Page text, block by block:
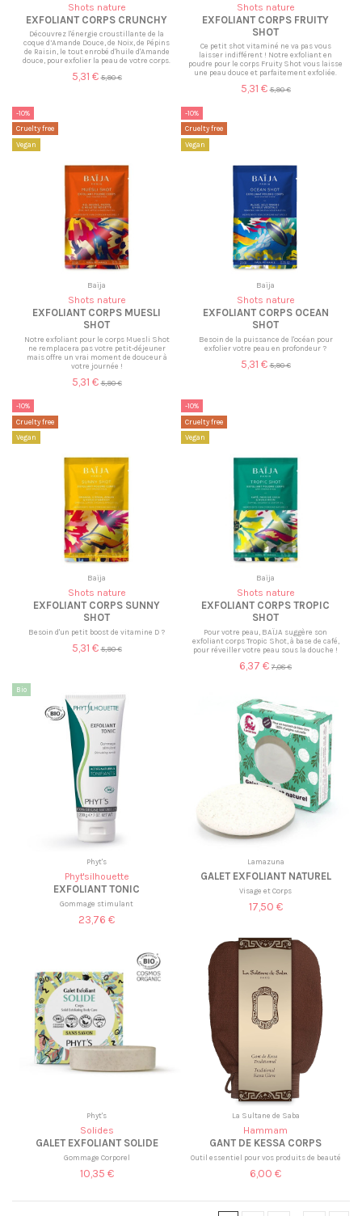
Shots nature
EXFOLIANT CORPS CRUNCHY
Découvrez l'énergie croustillante de la
coque d’Amande Douce, de Noix, de Pépins
de Raisin, le tout enrobé d'huile d'Amande
douce, pour exfolier la peau de votre corps.
5,31 € 5,90 €
Shots nature
EXFOLIANT CORPS FRUITY
SHOT
Ce petit shot vitaminé ne va pas vous
laisser indifférent ! Notre exfoliant en
poudre pour le corps Fruity Shot vous laisse
une peau douce et parfaitement exfoliée.
5,31 € 5,90 €
-10%
Cruelty free
Vegan
Baïja
Shots nature
EXFOLIANT CORPS MUESLI
SHOT
Notre exfoliant pour le corps Muesli Shot
ne remplacera pas votre petit-déjeuner
mais offre un vrai moment de douceur à
votre journée !
5,31 € 5,90 €
-10%
Cruelty free
Vegan
Baïja
Shots nature
EXFOLIANT CORPS OCEAN
SHOT
Besoin de la puissance de l'océan pour
exfolier votre peau en profondeur ?
5,31 € 5,90 €
-10%
Cruelty free
Vegan
Baïja
Shots nature
EXFOLIANT CORPS SUNNY
SHOT
Besoin d'un petit boost de vitamine D ?
5,31 € 5,90 €
-10%
Cruelty free
Vegan
Baïja
Shots nature
EXFOLIANT CORPS TROPIC
SHOT
Pour votre peau, BAÏJA suggère son
exfoliant corps Tropic Shot, à base de café,
pour réveiller votre peau sous la douche !
6,37 € 7,08 €
Bio
Phyt's
Phyt'silhouette
EXFOLIANT TONIC
Gommage stimulant
23,76 €
Lamazuna
GALET EXFOLIANT NATUREL
Visage et Corps
17,50 €
Phyt's
Solides
GALET EXFOLIANT SOLIDE
Gommage Corporel
10,35 €
La Sultane de Saba
Hammam
GANT DE KESSA CORPS
Outil essentiel pour vos produits de beauté
6,00 €